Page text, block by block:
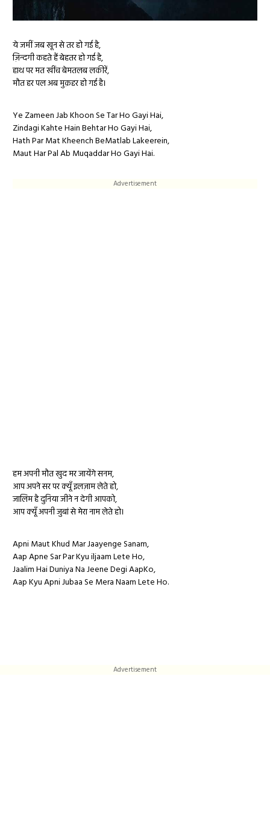
ये जमीं जब खून से तर हो गई है,
ज़िन्दगी कहते हैं बेहतर हो गई है,
हाथ पर मत खींच बेमतलब लकीरें,
मौत हर पल अब मुक़द्दर हो गई है।
Ye Zameen Jab Khoon Se Tar Ho Gayi Hai,
Zindagi Kahte Hain Behtar Ho Gayi Hai,
Hath Par Mat Kheench BeMatlab Lakeerein,
Maut Har Pal Ab Muqaddar Ho Gayi Hai.
Advertisement
हम अपनी मौत खुद मर जायेंगे सनम,
आप अपने सर पर क्यूँ इलज़ाम लेते हो,
जालिम है दुनिया जीने न देगी आपको,
आप क्यूँ अपनी जुबां से मेरा नाम लेते हो।
Apni Maut Khud Mar Jaayenge Sanam,
Aap Apne Sar Par Kyu iljaam Lete Ho,
Jaalim Hai Duniya Na Jeene Degi AapKo,
Aap Kyu Apni Jubaa Se Mera Naam Lete Ho.
Advertisement